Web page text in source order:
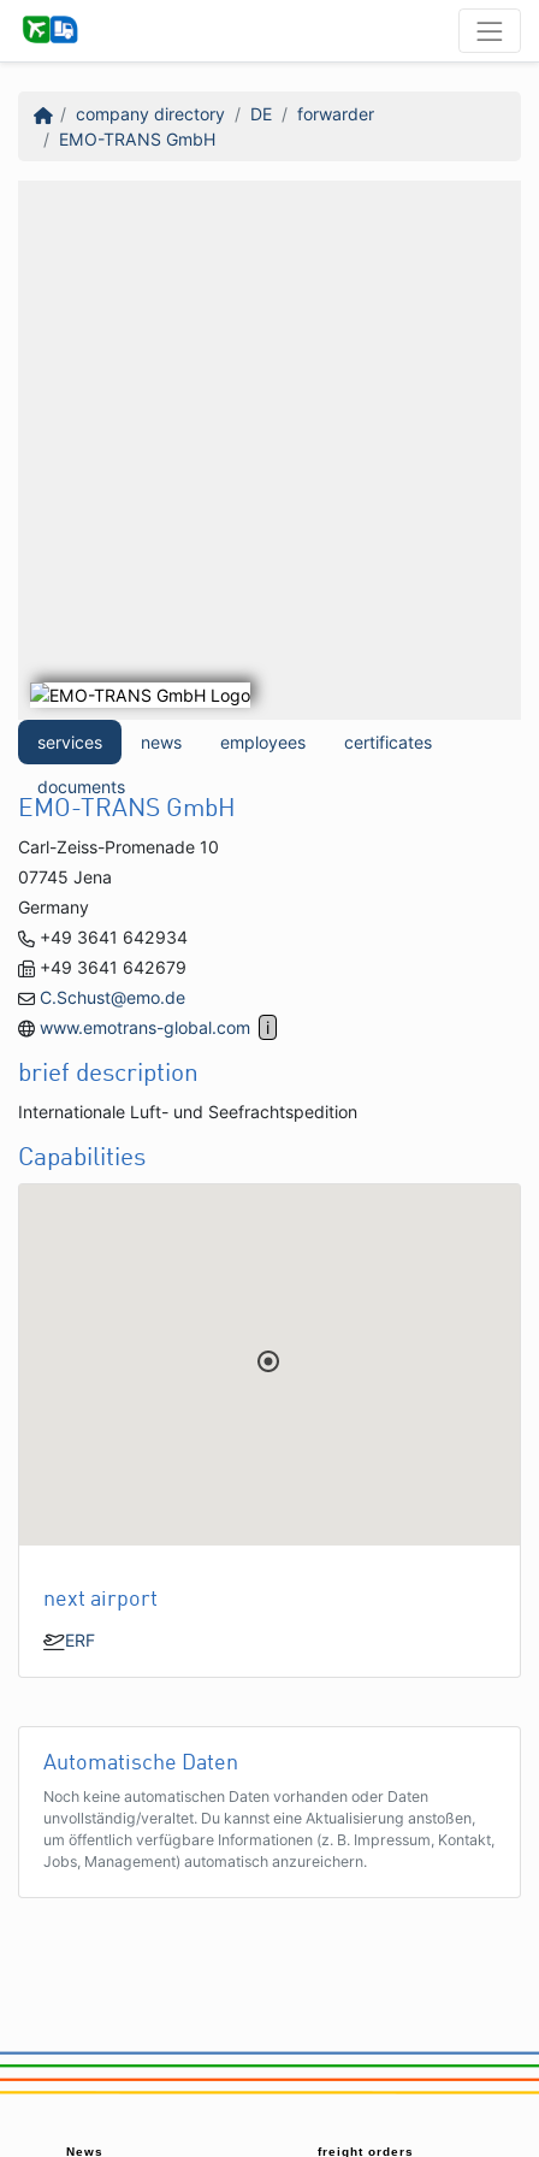
company directory DE
forwarder
EMO-TRANS GmbH
services news employees certificates
documents
EMO-TRANS GmbH
Carl-Zeiss-Promenade 10
07745 Jena
Germany
+49 3641 642934
+49 3641 642679
C.Schust@emo.de
www.emotrans-global.com
brief description
Internationale Luft- und Seefrachtspedition
Capabilities
next airport
ERF
Automatische Daten
Noch keine automatischen Daten vorhanden oder Daten
unvollständig/veraltet. Du kannst eine Aktualisierung anstoßen,
um öffentlich verfügbare Informationen (z. B. Impressum, Kontakt,
Jobs, Management) automatisch anzureichern.
News freight orders